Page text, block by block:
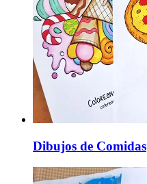
Dibujos de Comidas